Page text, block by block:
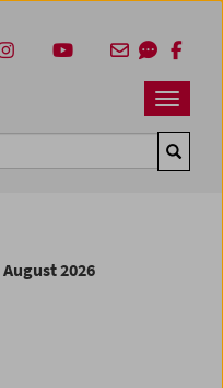
Navbar
2026